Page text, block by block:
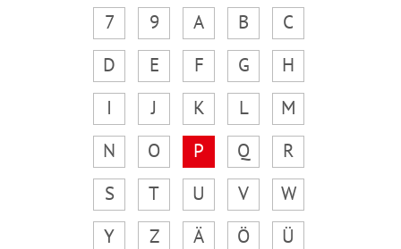
7
9 A B
C
D
E F G
H
I
J K L
M
N
O P Q
R
S
T U V
W
Y
Z Ä Ö
Ü